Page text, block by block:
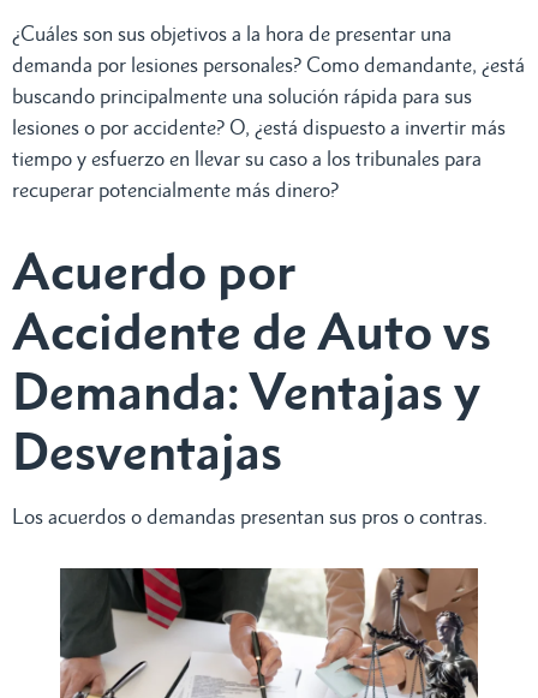
¿Cuáles son sus objetivos a la hora de presentar una
demanda por lesiones personales? Como demandante, ¿está
buscando principalmente una solución rápida para sus
lesiones o por accidente? O, ¿está dispuesto a invertir más
tiempo y esfuerzo en llevar su caso a los tribunales para
recuperar potencialmente más dinero?
Acuerdo por
Accidente de Auto vs
Demanda: Ventajas y
Desventajas
Los acuerdos o demandas presentan sus pros o contras.